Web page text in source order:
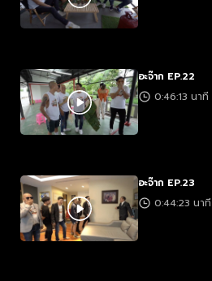
อะจ๊าก EP.22
0:46:13 นาที
อะจ๊าก EP.23
0:44:23 นาที